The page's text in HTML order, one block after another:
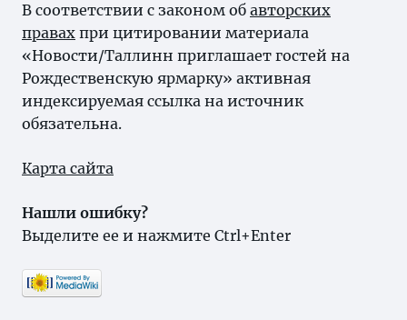
В соответствии с законом об авторских
правах при цитировании материала
«Новости/Таллинн приглашает гостей на
Рождественскую ярмарку» активная
индексируемая ссылка на источник
обязательна.
Карта сайта
Нашли ошибку?
Выделите ее и нажмите Ctrl+Enter